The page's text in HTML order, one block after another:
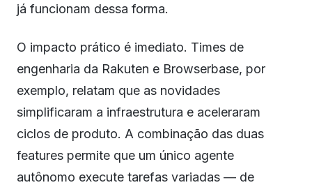
já funcionam dessa forma.
O impacto prático é imediato. Times de
engenharia da Rakuten e Browserbase, por
exemplo, relatam que as novidades
simplificaram a infraestrutura e aceleraram
ciclos de produto. A combinação das duas
features permite que um único agente
autônomo execute tarefas variadas — de